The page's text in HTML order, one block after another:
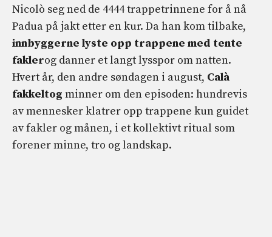
Nicolò seg ned de 4444 trappetrinnene for å nå
Padua på jakt etter en kur. Da han kom tilbake,
innbyggerne lyste opp trappene med tente
faklerog danner et langt lysspor om natten.
Hvert år, den andre søndagen i august, Calà
fakkeltog minner om den episoden: hundrevis
av mennesker klatrer opp trappene kun guidet
av fakler og månen, i et kollektivt ritual som
forener minne, tro og landskap.